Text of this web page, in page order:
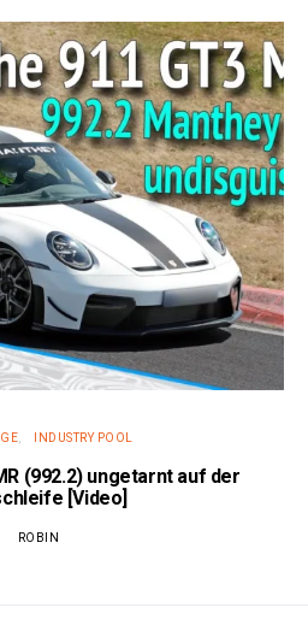
INDUSTRY POOL
(992.2) ungetarnt auf der
[Video]
ROBIN